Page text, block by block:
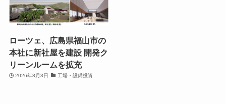
ローツェ、広島県福山市の
本社に新社屋を建設 開発ク
リーンルームを拡充
2026年8月3日 工場・設備投資